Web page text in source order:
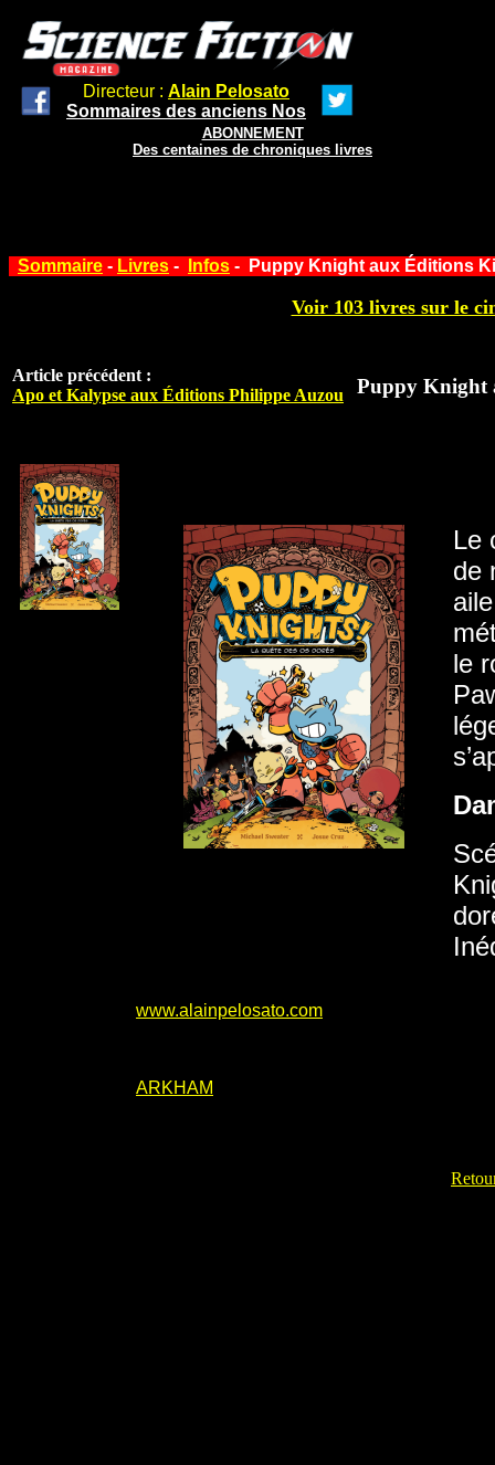
Directeur : Alain Pelosato
Sommaires des anciens Nos
ABONNEMENT
Des centaines de chroniques livres
Sommaire - Livres - Infos - Puppy Knight aux Éditions
Voir 103 livres sur le
Article précédent :
Apo et Kalypse aux Éditions Philippe Auzou
Puppy Knight
Le
de
le
www.alainpelosato.com
ARKHAM